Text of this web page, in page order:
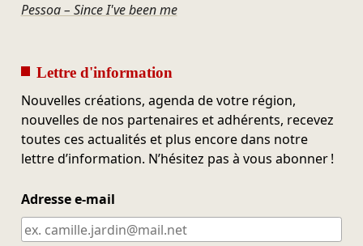
Pessoa – Since I've been me
Lettre d'information
Nouvelles créations, agenda de votre région,
nouvelles de nos partenaires et adhérents, recevez
toutes ces actualités et plus encore dans notre
lettre d’information. N’hésitez pas à vous abonner !
Adresse e-mail